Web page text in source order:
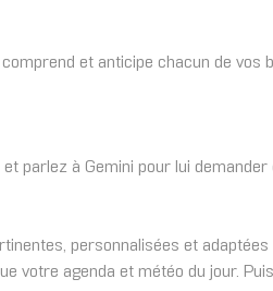
et anticipe chacun de
parlez à Gemini pour lui
personnalisées et
votre agenda et météo du jour.